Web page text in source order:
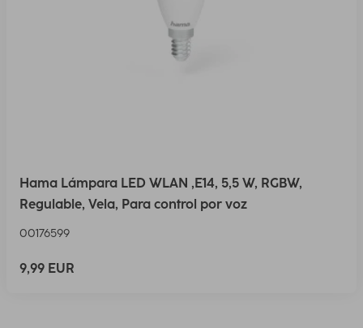
Hama Lámpara LED WLAN ,E14, 5,5 W, RGBW,
Regulable, Vela, Para control por voz
00176599
9,99 EUR